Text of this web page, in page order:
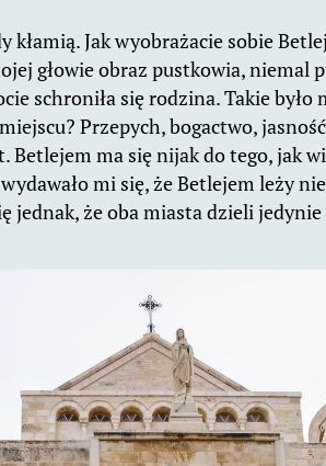
kłamią. Jak wyobrażacie sobie
głowie obraz pustkowia, niemal
schroniła się rodzina. Takie
Przepych, bogactwo,
Betlejem ma się nijak do tego, jak
mi się, że Betlejem leży
jednak, że oba miasta dzieli